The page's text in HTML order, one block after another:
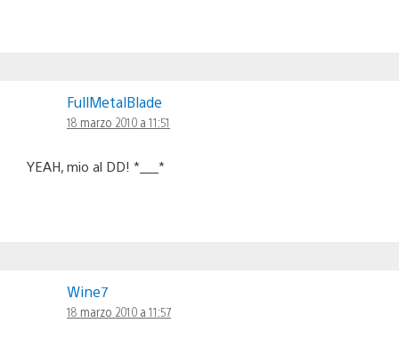
FullMetalBlade
18 marzo 2010 a 11:51
YEAH, mio al DD! *___*
Wine7
18 marzo 2010 a 11:57